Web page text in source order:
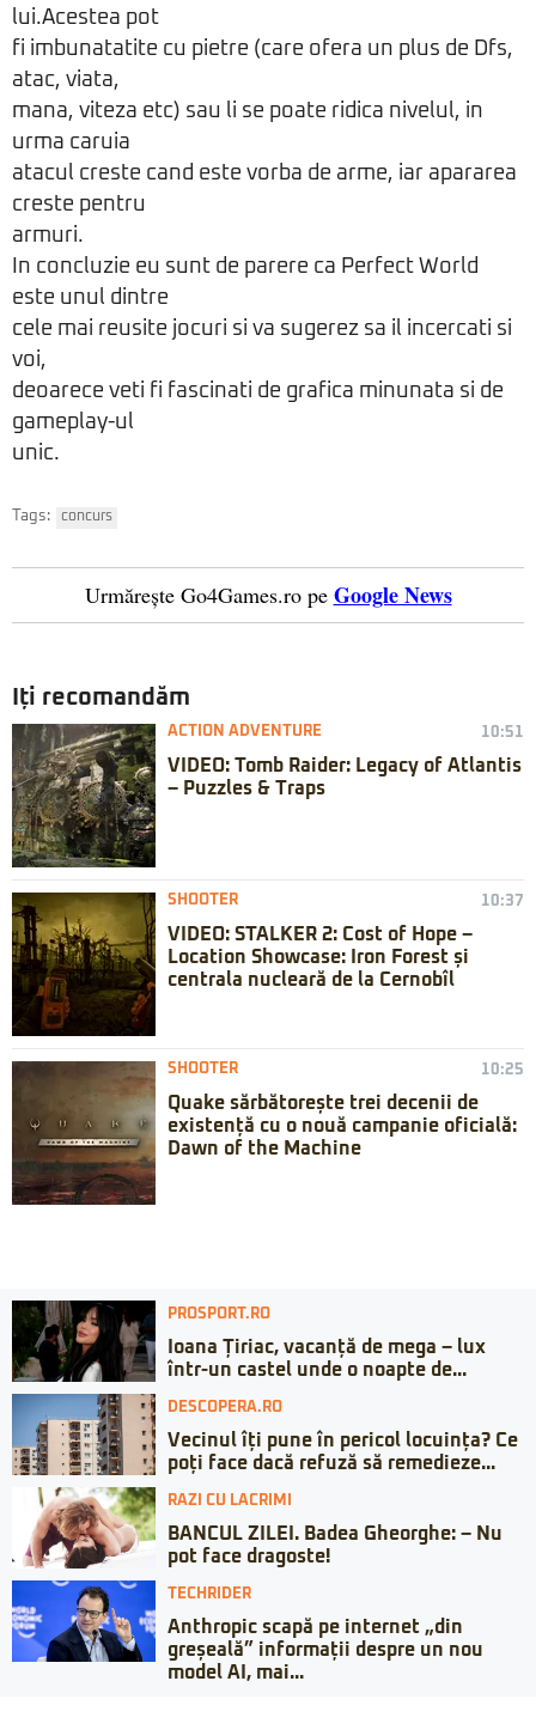
lui.Acestea pot
fi imbunatatite cu pietre (care ofera un plus de Dfs,
atac, viata,
mana, viteza etc) sau li se poate ridica nivelul, in
urma caruia
atacul creste cand este vorba de arme, iar apararea
creste pentru
armuri.
In concluzie eu sunt de parere ca Perfect World
este unul dintre
cele mai reusite jocuri si va sugerez sa il incercati si
voi,
deoarece veti fi fascinati de grafica minunata si de
gameplay-ul
unic.
Tags: concurs
Urmărește Go4Games.ro pe Google News
Iți recomandăm
ACTION ADVENTURE 10:51
VIDEO: Tomb Raider: Legacy of Atlantis
– Puzzles & Traps
SHOOTER 10:37
VIDEO: STALKER 2: Cost of Hope –
Location Showcase: Iron Forest și
centrala nucleară de la Cernobîl
SHOOTER 10:25
Quake sărbătorește trei decenii de
existență cu o nouă campanie oficială:
Dawn of the Machine
PROSPORT.RO
Ioana Țiriac, vacanță de mega – lux
într-un castel unde o noapte de...
DESCOPERA.RO
Vecinul îți pune în pericol locuința? Ce
poți face dacă refuză să remedieze...
RAZI CU LACRIMI
BANCUL ZILEI. Badea Gheorghe: – Nu
pot face dragoste!
TECHRIDER
Anthropic scapă pe internet „din
greșeală” informații despre un nou
model AI, mai...